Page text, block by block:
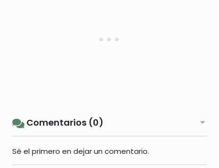
Comentarios (0)
Sé el primero en dejar un comentario.